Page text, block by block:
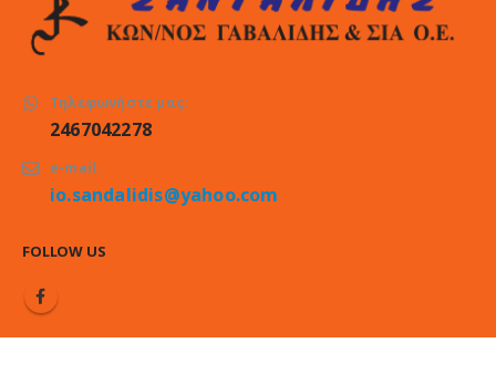
Τηλεφωνήστε μας:
2467042278
e-mail:
io.sandalidis@yahoo.com
FOLLOW US